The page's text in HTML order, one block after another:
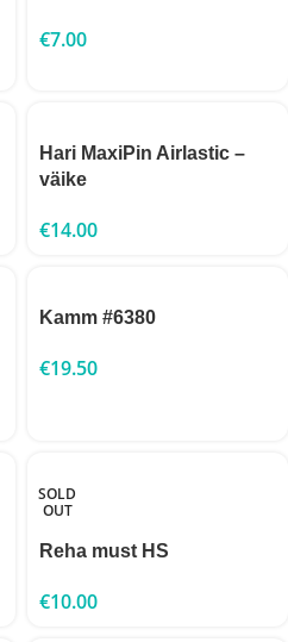
€7.00
Hari MaxiPin Airlastic –
väike
€14.00
Kamm #6380
€19.50
SOLD
OUT
Reha must HS
€10.00